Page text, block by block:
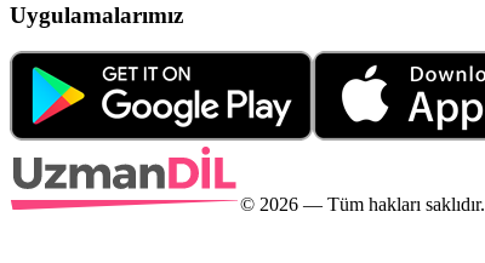
Uygulamalarımız
© 2026 — Tüm hakları saklıdır.